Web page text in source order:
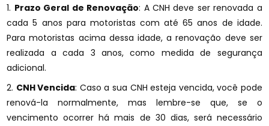
1. Prazo Geral de Renovação: A CNH deve ser renovada a
cada 5 anos para motoristas com até 65 anos de idade.
Para motoristas acima dessa idade, a renovação deve ser
realizada a cada 3 anos, como medida de segurança
adicional.
2. CNH Vencida: Caso a sua CNH esteja vencida, você pode
renová-la normalmente, mas lembre-se que, se o
vencimento ocorrer há mais de 30 dias, será necessário